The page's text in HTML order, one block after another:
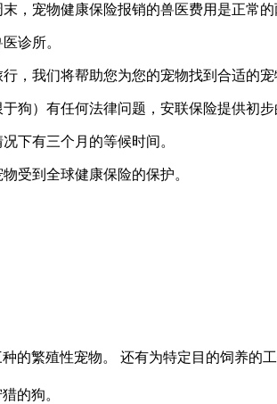
，宠物健康保险报销的兽医费用是正常的
诊所。
，我们将帮助您为您的宠物找到合适的宠
狗）有任何法律问题，安联保险提供初步
下有三个月的等候时间。
受到全球健康保险的保护。
的繁殖性宠物。 还有为特定目的饲养的
的狗。